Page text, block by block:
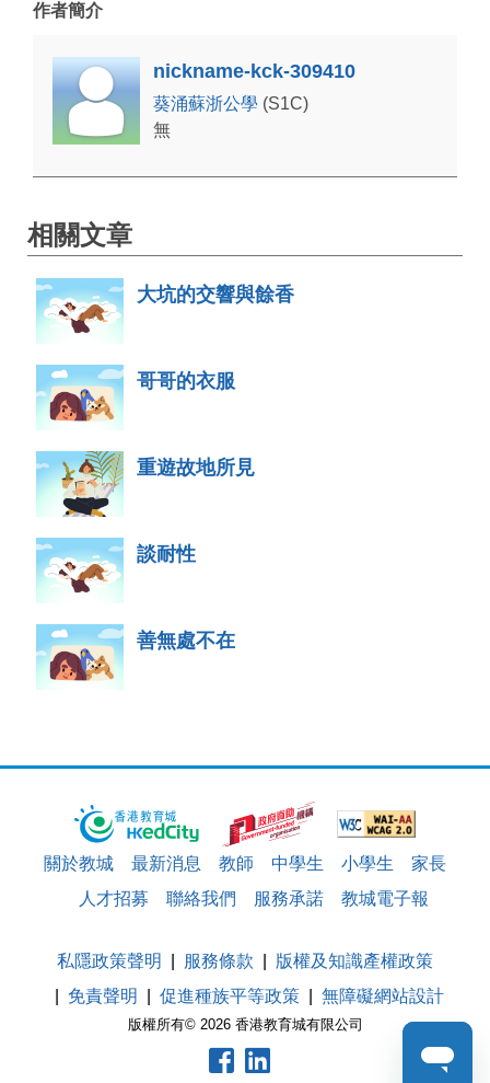
作者簡介
nickname-kck-309410
葵涌蘇浙公學 (S1C)
無
相關文章
大坑的交響與餘香
哥哥的衣服
重遊故地所見
談耐性
善無處不在
關於教城 最新消息 教師 中學生 小學生
家長
人才招募
聯絡我們 服務承諾 教城電子報
版權所有© 2026 香港教育城有限公司
私隱政策聲明 服務條款
版權及知識產權政策
免責聲明
促進種族平等政策 無障礙網站設計